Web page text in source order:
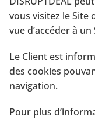
vous visitez le Site
vue d’accéder à
Le Client est
des cookies
navigation.
Pour plus